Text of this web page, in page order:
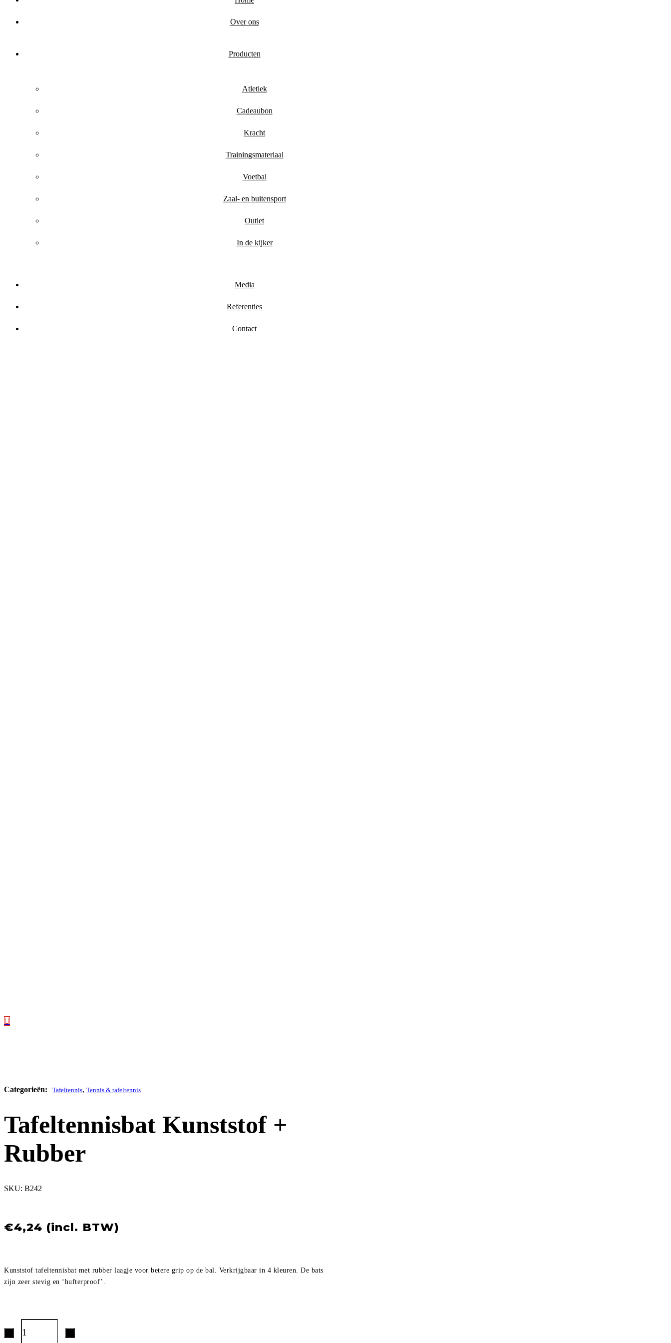
Over ons
Producten
Atletiek
Cadeaubon
Kracht
Trainingsmateriaal
Voetbal
Zaal- en buitensport
Outlet
In de kijker
Media
Referenties
Contact
Tafeltennis, Tennis & tafeltennis
Tafeltennisbat Kunststof +
Rubber
SKU: B242
€4,24
Kunststof tafeltennisbat met rubber laagje voor betere grip op de bal. Verkrijgbaar in 4 kleuren. De bats
zijn zeer stevig en ‘hufterproof’.